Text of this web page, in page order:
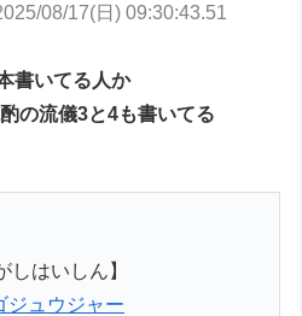
08/17(日) 09:30:43.51
書いてる人か
の流儀3と4も書いてる
はいしん】
ジュウジャー